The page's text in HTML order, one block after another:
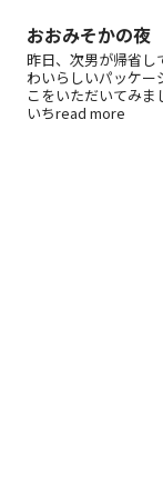
おおみそかの夜
昨日、次男が帰省し
わいらしいパッケー
こをいただいてみ
いちread more